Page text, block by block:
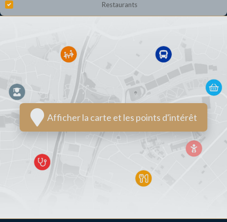
Restaurants
Afficher la carte et les points d'intérêt